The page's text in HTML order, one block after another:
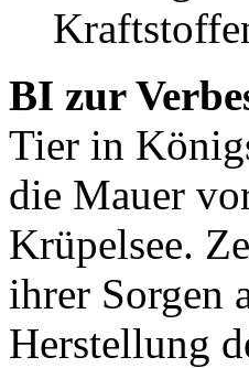
BI zur
Tier in
die Mauer
Krüpelsee.
ihrer Sorgen
Herstellung